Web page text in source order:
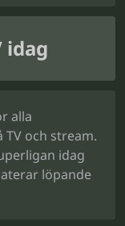
idag
alla
och stream.
idag
löpande